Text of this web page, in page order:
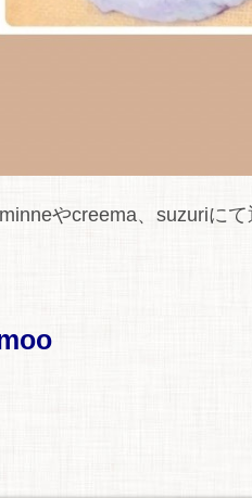
やcreema、suzuriに